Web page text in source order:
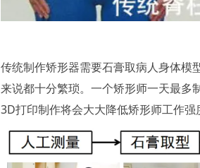
传统制作矫形器需要石膏取病人身体模
来说都十分繁琐。一个矫形师一天最多
3D打印制作将会大大降低矫形师工作强